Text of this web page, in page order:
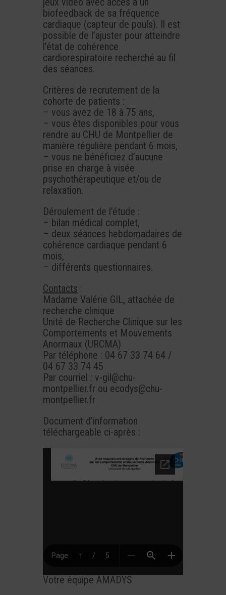
biofeedback de sa fréquence
cardiaque (capteur de pouls). Il est
possible de l’ajuster pour atteindre
l’état de cohérence
cardiorespiratoire recherché au fil
des séances.
Critères de recrutement de la
cohorte de patients :
– vous avez de 18 à 75 ans,
– vous êtes disponibles pour vous
rendre au CHU de Montpellier de
manière régulière pendant 6 mois,
– vous ne bénéficiez d’aucune
prise en charge à visée
psychothérapeutique et/ou de
relaxation.
Déroulement de l’étude :
– bilan médical complet,
– deux séances hebdomadaires de
cohérence cardiaque pendant 6
mois,
– différents questionnaires.
Contacts :
Madame Valérie GIL, attachée de
recherche clinique
Unité de Recherche Clinique sur les
Comportements et Mouvements
Anormaux (URCMA)
Par téléphone : 04 67 33 74 64 /
04 67 33 74 45
Par courriel : v-gil@chu-
montpellier.fr ou ecodys@chu-
montpellier.fr
Document d’information
téléchargeable ci-après :
Votre équipe AMADYS